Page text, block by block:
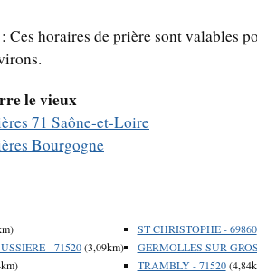
Ces horaires de prière sont valables
le vieux
71 Saône-et-Loire
Bourgogne
- 71520(3,09km)
ST CHRISTOPHE - 69860
GERMOLLES SUR
TRAMBLY - 71520